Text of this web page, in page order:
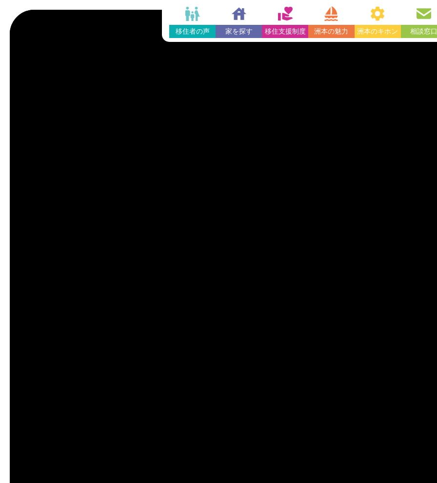
移住者の声 家を探す 移住支援制度 洲本の魅力 洲本のキホン 相談窓